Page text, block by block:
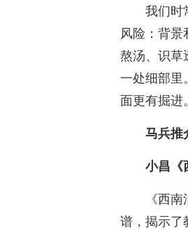
我们时
风险：背
熬汤、识草
一处细部里
面更有掘进。
马兵推
小昌《
《西
谱，揭示了